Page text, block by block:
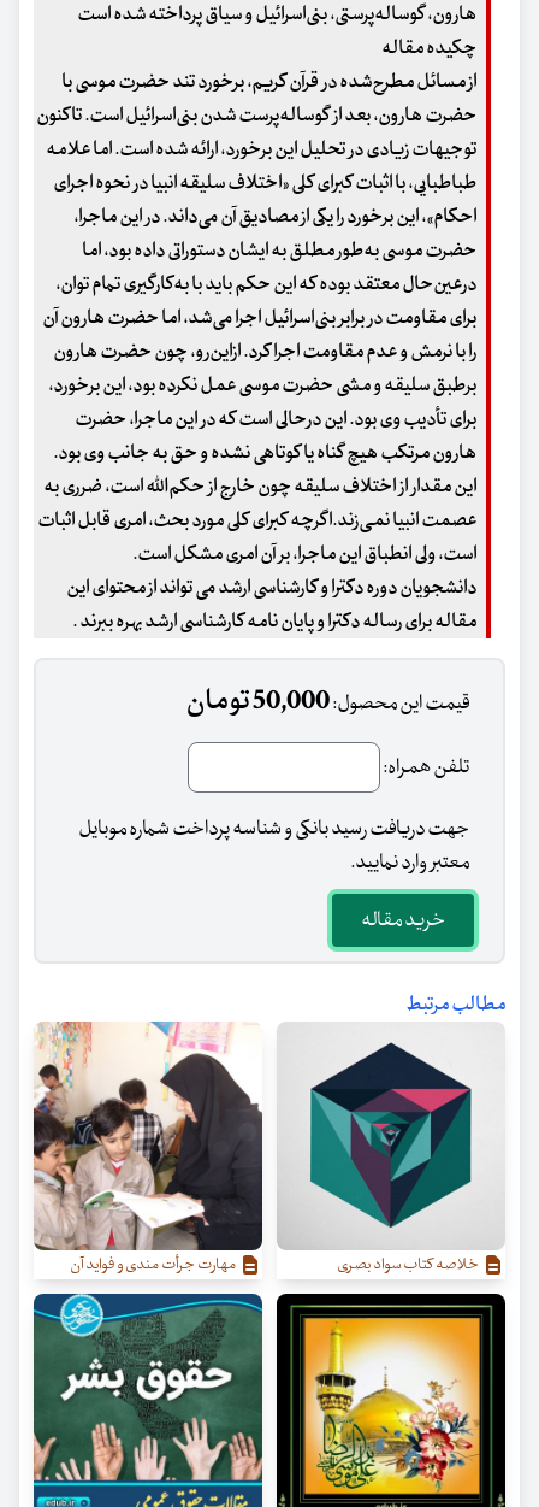
هارون، گوساله‌پرستی، بنی‌اسرائیل و سیاقپرداخته شده است
چکیده مقاله
از مسائل مطرح‌شده در قرآن کریم، برخورد تند حضرت موسی با
حضرت هارون، بعد از گوساله‌پرست شدن بنی‌اسرائیل است. تاکنون
توجیهات زیادی در تحلیل این برخورد، ارائه شده است. اما علامه
طباطبایی، با اثبات کبرای کلی «اختلاف سلیقه انبیا در نحوه اجرای
احکام»، این برخورد را یکی از مصادیق آن می‌داند. در این ماجرا،
حضرت موسی به‌‌طور مطلق به ایشان دستوراتی داده بود، اما
درعین‌حال معتقد بوده که این حکم باید با به‌‌کارگیری تمام توان،
برای مقاومت در برابر بنی‌اسرائیل اجرا می‌شد، اما حضرت هارون آن
را با نرمش و عدم مقاومت اجرا کرد. ازاین‌رو، چون حضرت هارون
برطبق سلیقه و مشی حضرت موسی عمل نکرده بود، این برخورد،
برای تأدیب وی بود. این درحالی است که در این ماجرا، حضرت
هارون مرتکب هیچ گناه یا کوتاهی نشده و حق به جانب وی بود.
این مقدار از اختلاف سلیقه چون خارج از حکم‌الله است، ضرری به
عصمت انبیا نمی‌زند.اگرچه کبرای کلی مورد بحث، امری قابل اثبات
است، ولی انطباق این ماجرا، بر آن امری مشکل است.
دانشجویان دوره دکترا و کارشناسی ارشد می تواند از محتوای این
مقاله برای رساله دکترا و پایان نامه کارشناسی ارشد بهره ببرند .
قیمت این محصول:50,000 تومان
تلفن همراه:
جهت دریافت رسید بانکی و شناسه پرداخت شماره موبایل
معتبر وارد نمایید.
خرید مقاله
مطالب مرتبط
خلاصه کتاب سواد بصری مهارت جرأت مندی و فواید آن